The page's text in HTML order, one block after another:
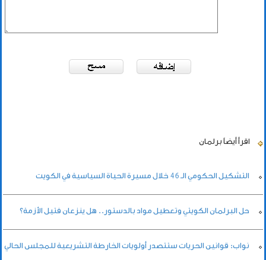
اقرأ أيضاً برلمان
التشكيل الحكومي الـ 46 خلال مسيرة الحياة السياسية في الكويت
حل البرلمان الكويتي وتعطيل مواد بالدستور.. هل ينزعان فتيل الأزمة؟
نواب: قوانين الحريات ستتصدر أولويات الخارطة التشريعية للمجلس الحالي